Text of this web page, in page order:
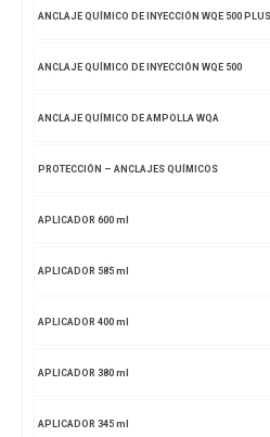
ANCLAJE QUÍMICO DE INYECCIÓN WQE 500 PLUS
ANCLAJE QUÍMICO DE INYECCIÓN WQE 500
ANCLAJE QUÍMICO DE AMPOLLA WQA
PROTECCIÓN – ANCLAJES QUÍMICOS
APLICADOR 600 ml
APLICADOR 585 ml
APLICADOR 400 ml
APLICADOR 380 ml
APLICADOR 345 ml